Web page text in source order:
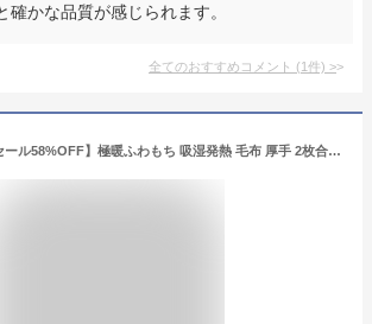
確かな品質が感じられます。
全てのおすすめコメント (1件) >
【アフターセール58%OFF】極暖ふわもち 吸湿発熱 毛布 厚手 2枚合わせ マイクロファイバー フランネル 掛け毛布 シングル セミダブル ダブル 洗える えり付き マイヤー毛布 掛け布団代用 静電気防止 抗菌防臭 軽量 あったか ブランケット 秋冬 寝具 節電対策 ss